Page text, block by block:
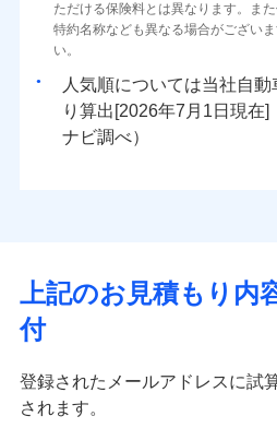
ただける保険料とは異なります。ま
特約名称なども異なる場合がござい
い。
人気順については当社
り算出[
年 月
日現在]
ナビ調べ）
上記のお見積もり内
付
登録されたメールアドレスに試
されます。